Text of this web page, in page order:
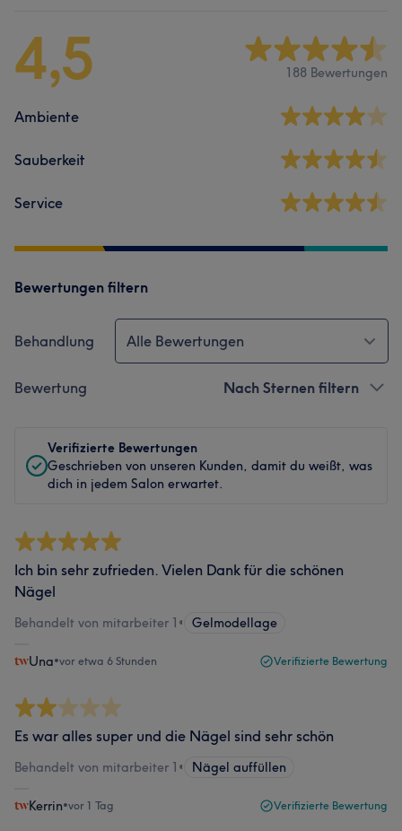
4,5 188 Bewertungen
Ambiente
Sauberkeit
Service
Bewertungen filtern
Behandlung Alle Bewertungen
Bewertung Nach Sternen filtern
Verifizierte Bewertungen
Geschrieben von unseren Kunden, damit du weißt, was
dich in jedem Salon erwartet.
Ich bin sehr zufrieden. Vielen Dank für die schönen
Nägel
Behandelt von mitarbeiter 1 • Gelmodellage
Una•vor etwa 6 Stunden Verifizierte Bewertung
Es war alles super und die Nägel sind sehr schön
Behandelt von mitarbeiter 1 • Nägel auffüllen
Kerrin•vor 1 Tag Verifizierte Bewertung